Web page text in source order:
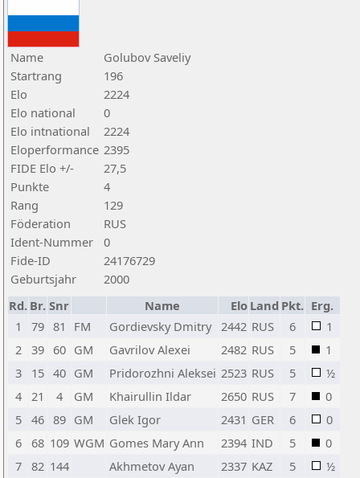
Name
Golubov Saveliy
Startrang
196
Elo
2224
Elo national
0
Elo intnational
2224
Eloperformance 2395
FIDE Elo +/-
27,5
Punkte
4
Rang
129
Föderation
RUS
Ident-Nummer
0
Fide-ID
24176729
Geburtsjahr
2000
Rd. Br. Snr Name Elo Land Pkt. Erg.
1
79 81 FM Gordievsky Dmitry 2442 RUS 6
1
2
39 60 GM Gavrilov Alexei 2482 RUS 5
1
3
15 40 GM Pridorozhni Aleksei 2523 RUS 5
½
4
21 4 GM Khairullin Ildar 2650 RUS 7
0
5
46 89 GM Glek Igor 2431 GER 6
0
6
68 109 WGM Gomes Mary Ann 2394 IND 5
0
7
82 144 Akhmetov Ayan 2337 KAZ 5
½